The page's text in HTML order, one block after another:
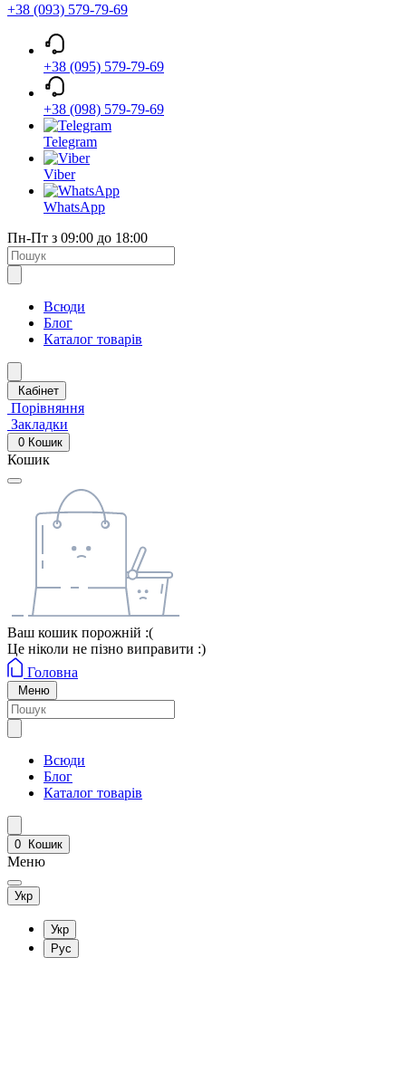
+38 (093) 579-79-69
+38 (095) 579-79-69
+38 (098) 579-79-69
Telegram
Viber
WhatsApp
Пн-Пт з 09:00 до 18:00
Всюди
Блог
Каталог товарів
Кабінет
Порівняння
Закладки
0 Кошик
Кошик
Ваш кошик порожній :(
Це ніколи не пізно виправити :)
Головна
Меню
Всюди
Блог
Каталог товарів
0 Кошик
Меню
Укр
Укр
Рус